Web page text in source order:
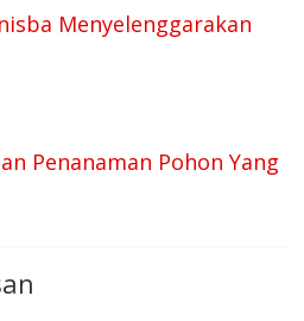
Menyelenggarakan
Penanaman Pohon Yang